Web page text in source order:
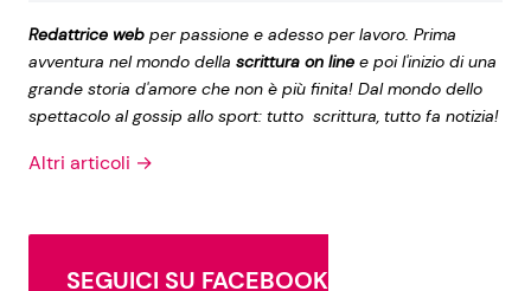
Redattrice web per passione e adesso per lavoro. Prima
avventura nel mondo della scrittura on line e poi l'inizio di una
grande storia d'amore che non è più finita! Dal mondo dello
spettacolo al gossip allo sport: tutto scrittura, tutto fa notizia!
Altri articoli →
SEGUICI SU FACEBOOK